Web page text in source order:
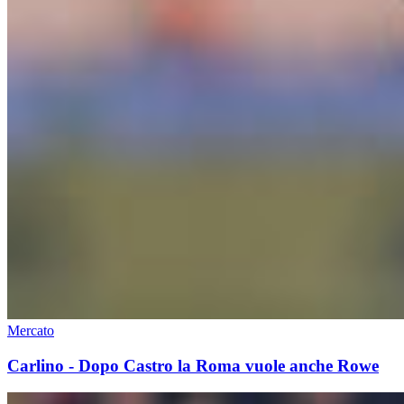
Mercato
Carlino - Dopo Castro la Roma vuole anche Rowe